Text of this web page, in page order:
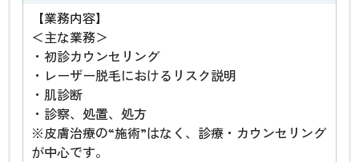
【業務内容】
＜主な業務＞
・初診カウンセリング
・レーザー脱毛におけるリスク説明
・肌診断
・診察、処置、処方
※皮膚治療の“施術”はなく、診療・カウンセリング
が中心です。